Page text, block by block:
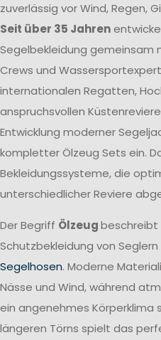
zuverlässig vor Wind, Regen,
Seit über 35 Jahren
Segelbekleidung gemeinsam
Crews und
internationalen Regatten,
anspruchsvollen
Entwicklung moderner
kompletter Ölzeug Sets ein.
Bekleidungssysteme, die
unterschiedlicher Reviere
Der Begriff Ölzeugbeschreibt
Schutzbekleidung von
Segelhosen. Moderne
Nässe und Wind, während
ein angenehmes Körperklima
längeren Törns spielt das